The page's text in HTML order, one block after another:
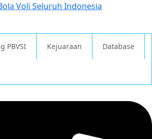
Voli Seluruh Indonesia
PBVSI Kejuaraan Database